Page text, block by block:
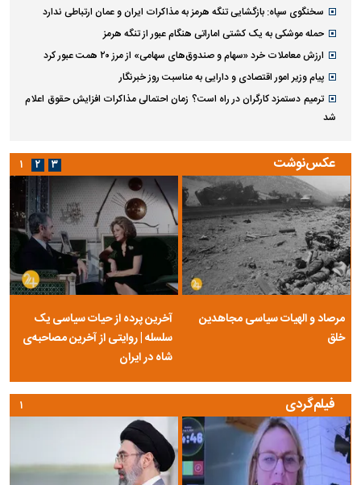
سخنگوی سپاه: بازگشایی تنگه هرمز به مذاکرات ایران و عمان ارتباطی ندارد
حمله موشکی به یک کشتی اماراتی هنگام عبور از تنگه هرمز
ارزش معاملات خرد «سهام و صندوق‌های سهامی» از مرز ۲۰ همت عبور کرد
پیام وزیر امور اقتصادی و دارایی به مناسبت روز خبرنگار
ترمیم دستمزد کارگران در راه است؟ زمان احتمالی مذاکرات افزایش حقوق اعلام
شد
عکس‌نوشت
مرصاد و الهیات سیاسی مجاهدین
خلق
آخرین پرده از حیات سیاسی یک
سلسله | روایتی از آخرین مصاحبه‌ی
شاه در ایران
۱ ۲ ۳
فیلم‌گردی ۱